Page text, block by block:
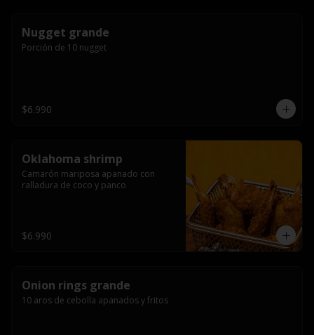
Nugget grande
Porción de 10 nugget
$6.990
Oklahoma shrimp
Camarón mariposa apanado con
ralladura de coco y panco
$6.990
Onion rings grande
10 aros de cebolla apanados y fritos